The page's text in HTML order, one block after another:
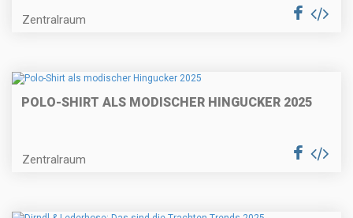
Zentralraum
POLO-SHIRT ALS MODISCHER HINGUCKER 2025
Zentralraum